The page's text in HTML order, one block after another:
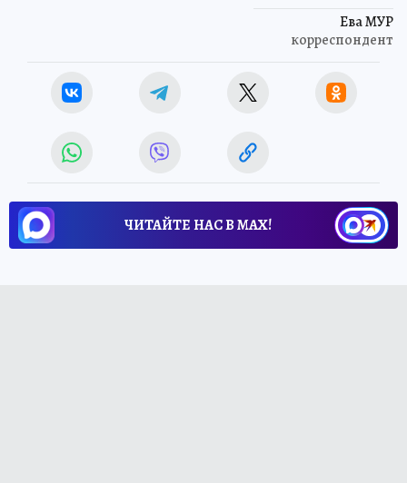
Ева МУР
корреспондент
ЧИТАЙТЕ НАС В МАХ!